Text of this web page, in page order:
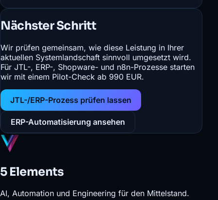
Nächster Schritt
Wir prüfen gemeinsam, wie diese Leistung in Ihrer
aktuellen Systemlandschaft sinnvoll umgesetzt wird.
Für JTL-, ERP-, Shopware- und n8n-Prozesse starten
wir mit einem Pilot-Check ab 990 EUR.
JTL-/ERP-Prozess prüfen lassen
ERP-Automatisierung ansehen
5 Elements
AI, Automation und Engineering für den Mittelstand.